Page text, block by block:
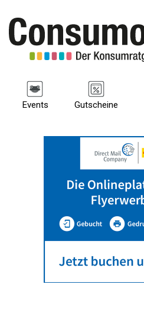
Events Gutscheine